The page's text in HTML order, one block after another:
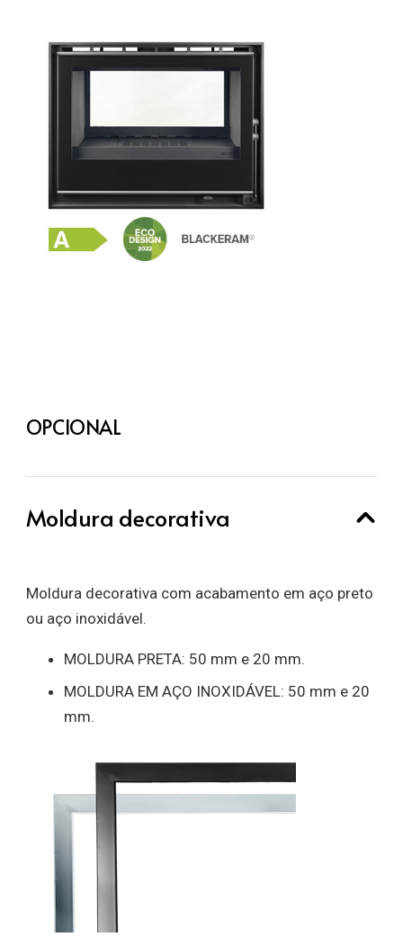
OPCIONAL
Moldura decorativa
Moldura decorativa com acabamento em aço preto
ou aço inoxidável.
MOLDURA PRETA: 50 mm e 20 mm.
MOLDURA EM AÇO INOXIDÁVEL: 50 mm e 20
mm.